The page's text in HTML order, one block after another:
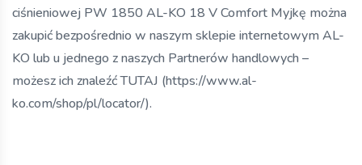
ciśnieniowej PW 1850 AL-KO 18 V Comfort Myjkę można
zakupić bezpośrednio w naszym sklepie internetowym AL-
KO lub u jednego z naszych Partnerów handlowych –
możesz ich znaleźć TUTAJ (https://www.al-
ko.com/shop/pl/locator/).